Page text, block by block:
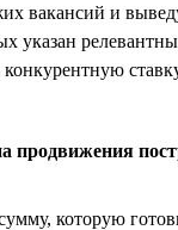
вакансий и
указан
продвижения
которую